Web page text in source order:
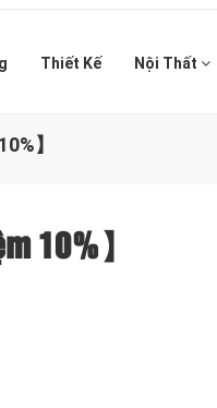
Thiết Kế Nội Thất
】
10%】